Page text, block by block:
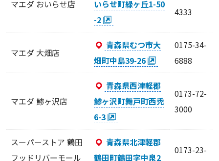
マエダ おいらせ店
いらせ町緑ヶ丘1-50
-2
4333
マエダ 大畑店
青森県むつ市大
畑町中島39-26
0175-34-
6888
マエダ 鯵ヶ沢店
青森県西津軽郡
鯵ヶ沢町舞戸町西禿
6-3
0173-72-
3000
スーパーストア 鶴田
フッドリバーモール
青森県北津軽郡
鶴田町鶴田字中泉2
0173-23-